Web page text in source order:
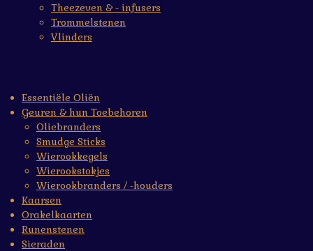
Theezeven & - infusers
Trommelstenen
Vlinders
Essentiële Oliën
Geuren & hun Toebehoren
Oliebranders
Smudge Sticks
Wierookkegels
Wierookstokjes
Wierookbranders / -houders
Kaarsen
Orakelkaarten
Runenstenen
Sieraden